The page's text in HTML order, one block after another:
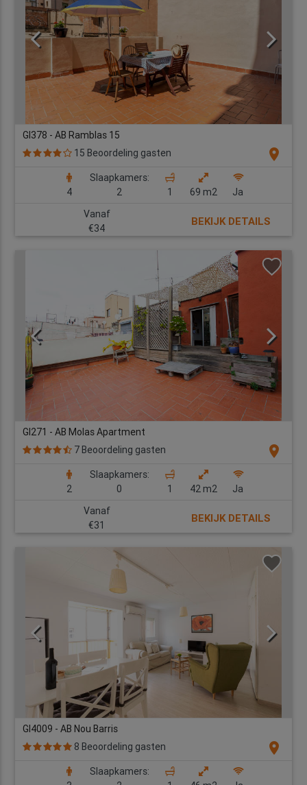
GI378 - AB Ramblas 15
15 Beoordeling gasten
location_on
4
Slaapkamers:
2
1 69 m2
Ja
Vanaf
€34
BEKIJK DETAILS
GI271 - AB Molas Apartment
7 Beoordeling gasten
location_on
2
Slaapkamers:
0
1 42 m2
Ja
Vanaf
€31
BEKIJK DETAILS
GI4009 - AB Nou Barris
8 Beoordeling gasten
location_on
Slaapkamers: